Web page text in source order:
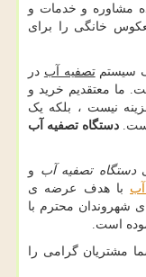
می نماید شرکت پاکاب 22 آماده مشاوره و خدمات و
خانگی را برای
سیستمتصفیه آب در
ما معتقدیم خرید و
نیست ، بلکه یک
دستگاه تصفیه آب
دستگاه تصفیه آب و
آب با هدف عرضه ی
شهروندان محترم با
است.
مشتریان گرامی را